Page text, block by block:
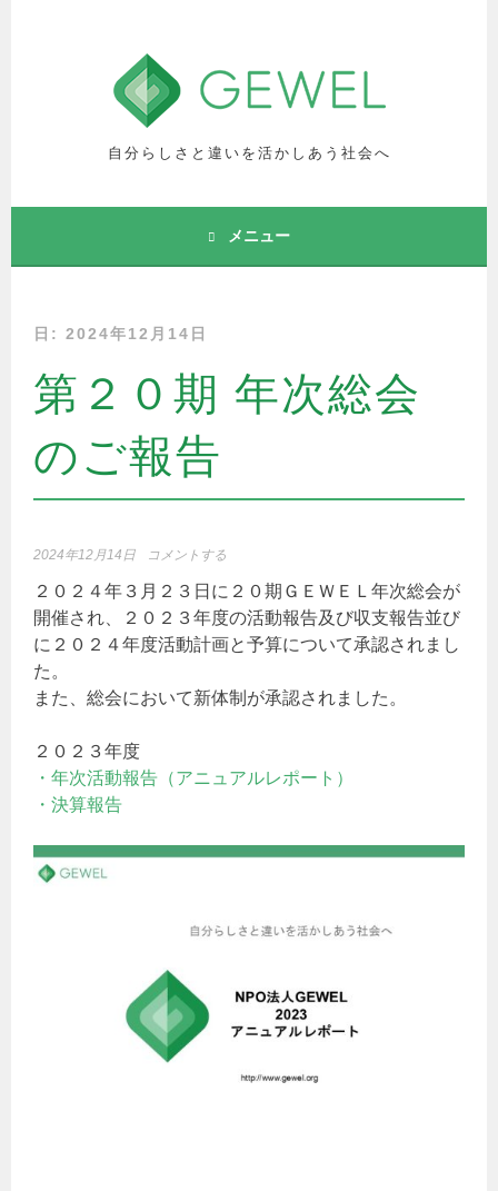
自分らしさと違いを活かしあう社会へ
メニュー
日: 2024年12月14日
第２０期 年次総会
のご報告
2024年12月14日 コメントする
２０２４年３月２３日に２０期ＧＥＷＥＬ年次総会が
開催され、２０２３年度の活動報告及び収支報告並び
に２０２４年度活動計画と予算について承認されまし
た。
また、総会において新体制が承認されました。
２０２３年度
・年次活動報告（アニュアルレポート）
・決算報告